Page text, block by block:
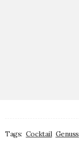
Tags: Cocktail Genuss